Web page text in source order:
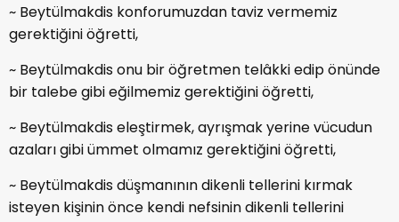
~ Beytülmakdis konforumuzdan taviz vermemiz
gerektiğini öğretti,
~ Beytülmakdis onu bir öğretmen telâkki edip önünde
bir talebe gibi eğilmemiz gerektiğini öğretti,
~ Beytülmakdis eleştirmek, ayrışmak yerine vücudun
azaları gibi ümmet olmamız gerektiğini öğretti,
~ Beytülmakdis düşmanının dikenli tellerini kırmak
isteyen kişinin önce kendi nefsinin dikenli tellerini